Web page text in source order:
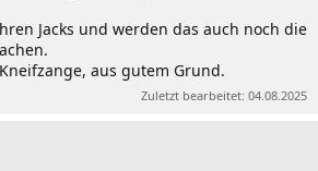
Jacks und werden das auch noch die
aus gutem Grund.
Zuletzt bearbeitet: 04.08.2025